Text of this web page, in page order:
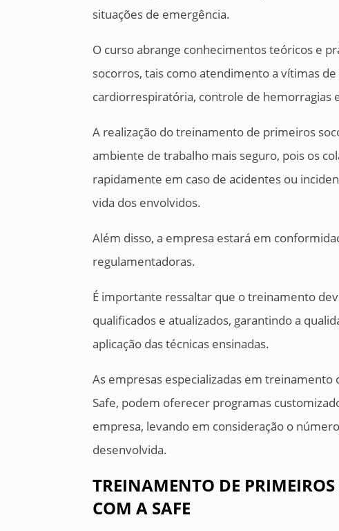
situações de emergência.
O curso abrange conhecimentos teóricos e
socorros, tais como atendimento a vítimas
cardiorrespiratória, controle de hemorragias
A realização do treinamento de primeiros
ambiente de trabalho mais seguro, pois os
rapidamente em caso de acidentes ou
vida dos envolvidos.
Além disso, a empresa estará em
regulamentadoras.
É importante ressaltar que o treinamento
qualificados e atualizados, garantindo a
aplicação das técnicas ensinadas.
As empresas especializadas em
Safe, podem oferecer programas
empresa, levando em consideração o
desenvolvida.
TREINAMENTO DE
COM A SAFE